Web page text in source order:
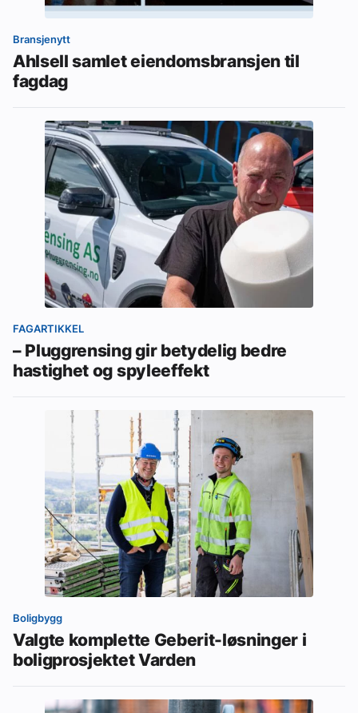
Bransjenytt
Ahlsell samlet eiendomsbransjen til
fagdag
FAGARTIKKEL
– Pluggrensing gir betydelig bedre
hastighet og spyleeffekt
Boligbygg
Valgte komplette Geberit-løsninger i
boligprosjektet Varden